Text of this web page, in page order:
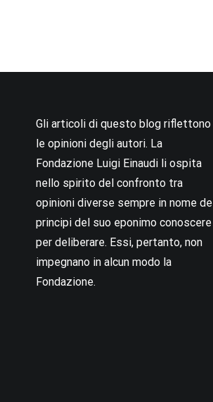
Gli articoli di questo blog riflettono
le opinioni degli autori. La
Fondazione Luigi Einaudi li ospita
nello spirito del confronto tra
opinioni diverse sempre in nome del
principi del suo eponimo conoscere
per deliberare. Essi, pertanto, non
impegnano in alcun modo la
Fondazione.